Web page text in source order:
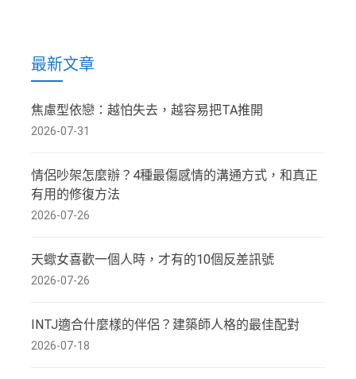
最新文章
焦慮型依戀：越怕失去，越容易把TA推開
2026-07-31
情侶吵架怎麼辦？4種最傷感情的溝通方式，和真正
有用的修復方法
2026-07-26
天蠍女喜歡一個人時，才有的10個反差訊號
2026-07-26
INTJ適合什麼樣的伴侶？建築師人格的最佳配對
2026-07-18